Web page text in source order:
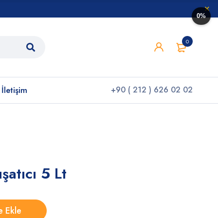
0
İletişim +90 ( 212 ) 626 02 02
5 Lt
Ekle
0%